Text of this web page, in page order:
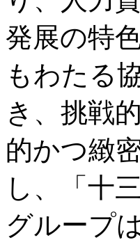
発展の特
もわたる
き、挑戦
的かつ緻
し、「十
グループ